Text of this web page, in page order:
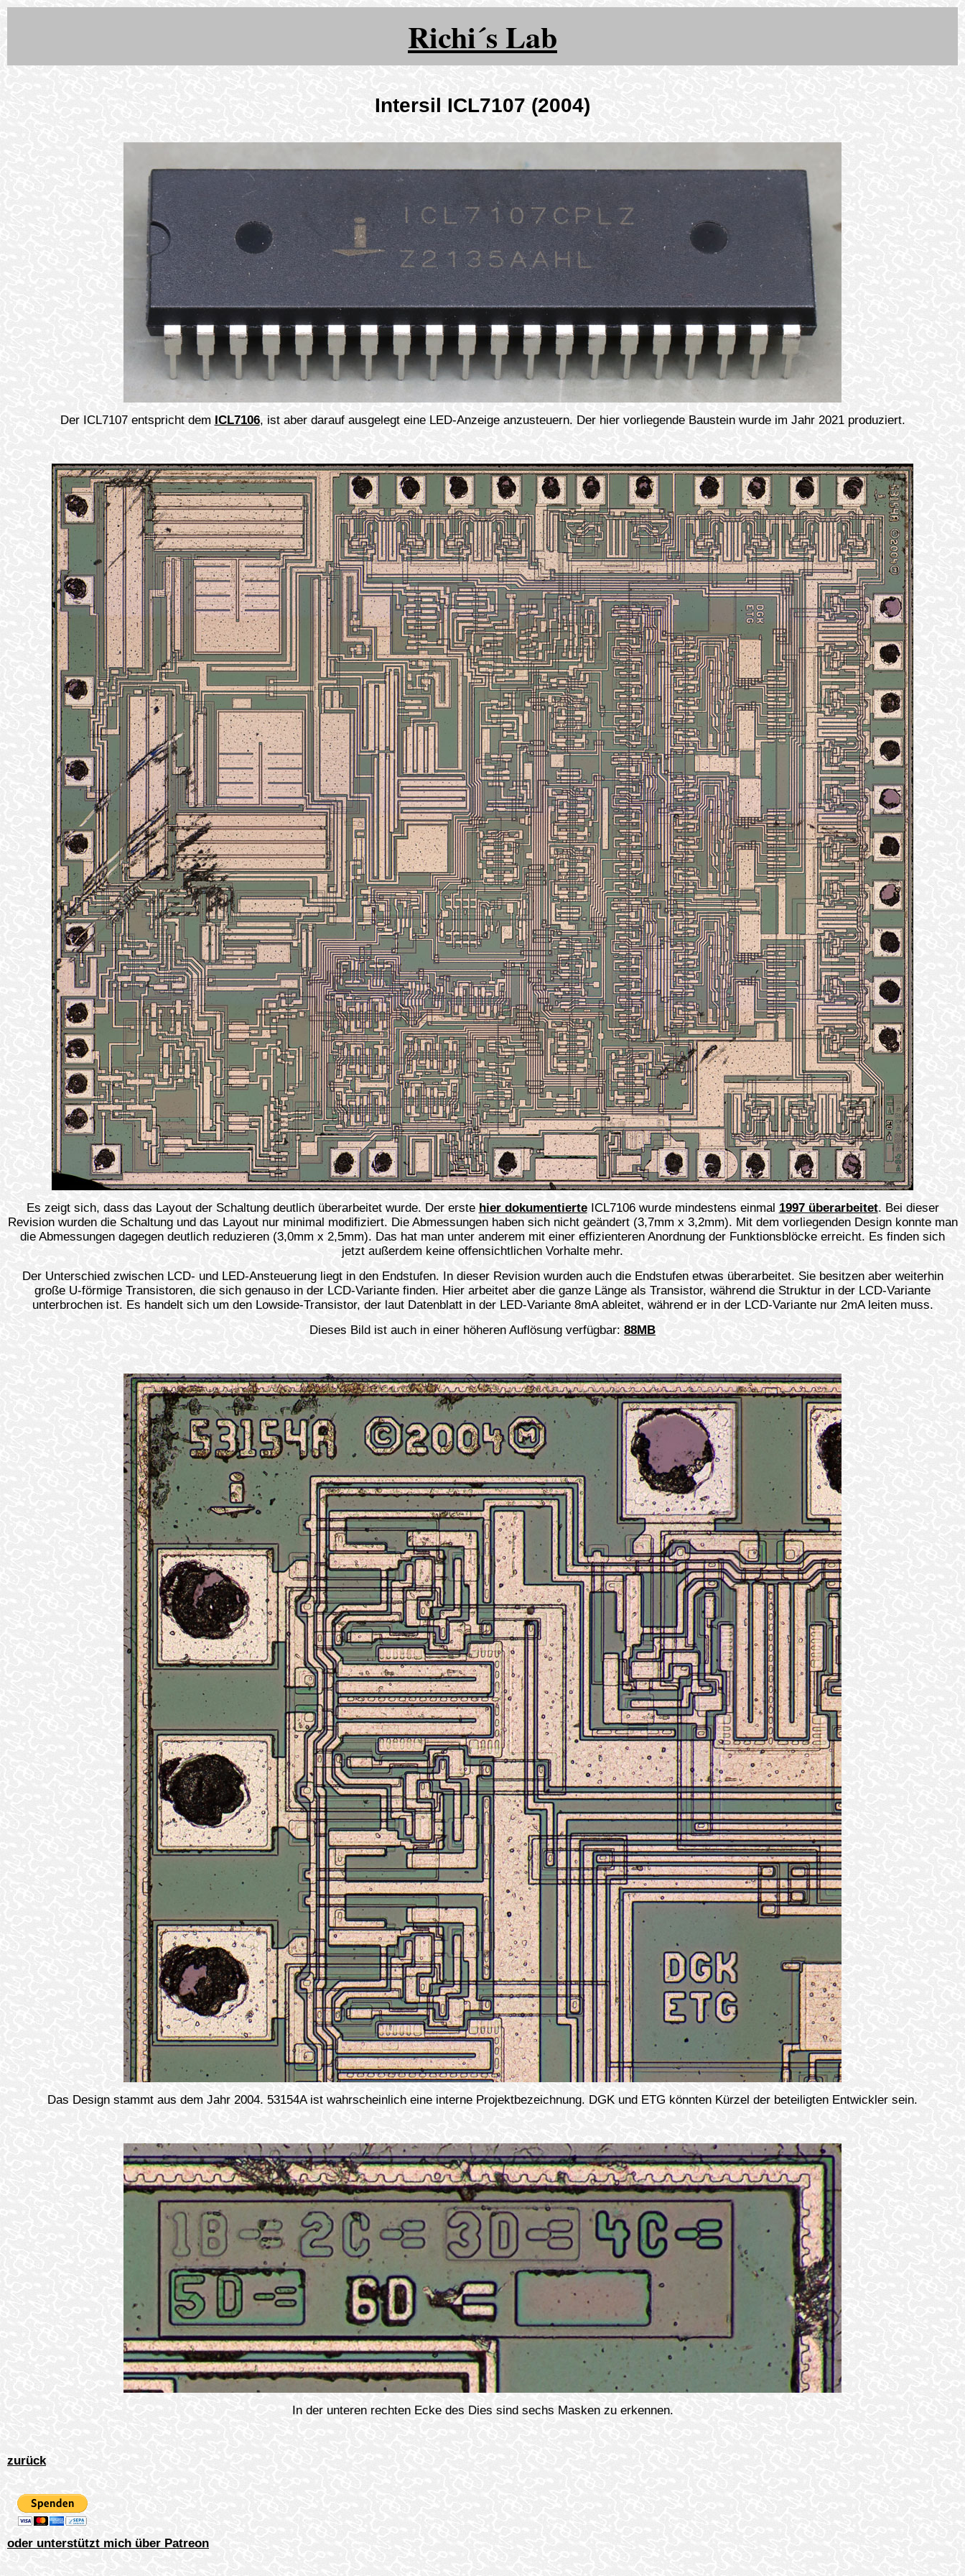
Richi´s Lab
Intersil ICL7107 (2004)
Der ICL7107 entspricht dem ICL7106, ist aber darauf ausgelegt eine LED-Anzeige anzusteuern. Der hier vorliegende Baustein wurde im Jahr 2021 produziert.
Es zeigt sich, dass das Layout der Schaltung deutlich überarbeitet wurde. Der erste hier dokumentierteICL7106 wurde mindestens einmal 1997 überarbeitet. Bei dieser
Revision wurden die Schaltung und das Layout nur minimal modifiziert. Die Abmessungen haben sich nicht geändert (3,7mm x 3,2mm). Mit dem vorliegenden Design konnte man
die Abmessungen dagegen deutlich reduzieren (3,0mm x 2,5mm). Das hat man unter anderem mit einer effizienteren Anordnung der Funktionsblöcke erreicht. Es finden sich
jetzt außerdem keine offensichtlichen Vorhalte mehr.
Der Unterschied zwischen LCD- und LED-Ansteuerung liegt in den Endstufen. In dieser Revision wurden auch die Endstufen etwas überarbeitet. Sie besitzen aber weiterhin
große U-förmige Transistoren, die sich genauso in der LCD-Variante finden. Hier arbeitet aber die ganze Länge als Transistor, während die Struktur in der LCD-Variante
unterbrochen ist. Es handelt sich um den Lowside-Transistor, der laut Datenblatt in der LED-Variante 8mA ableitet, während er in der LCD-Variante nur 2mA leiten muss.
Dieses Bild ist auch in einer höheren Auflösung verfügbar: 88MB
Das Design stammt aus dem Jahr 2004. 53154A ist wahrscheinlich eine interne Projektbezeichnung. DGK und ETG könnten Kürzel der beteiligten Entwickler sein.
In der unteren rechten Ecke des Dies sind sechs Masken zu erkennen.
zurück
oder unterstützt mich über Patreon